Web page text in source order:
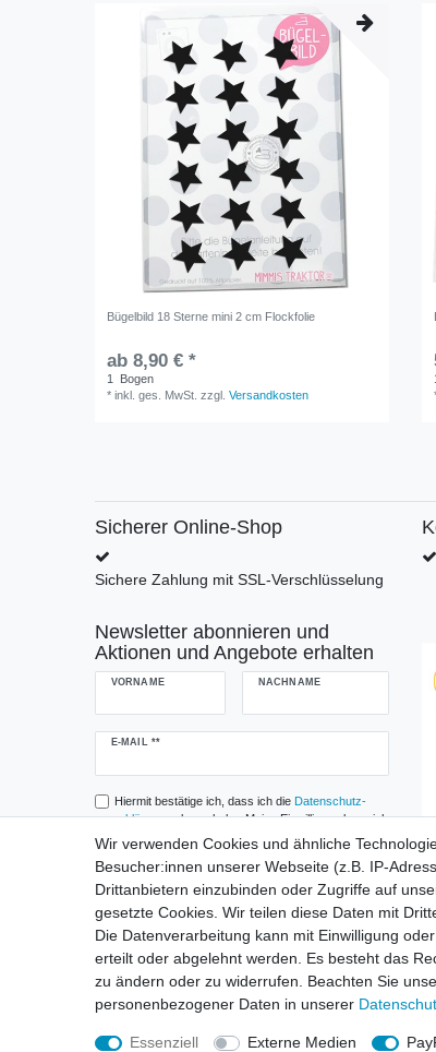
Bügelbild 18 Sterne mini 2 cm Flockfolie
ab 8,90 € *
1
Bogen
*inkl. ges. MwSt. zzgl.Versandkosten
Sicherer Online-Shop
Sichere Zahlung mit SSL-Verschlüsselung
Newsletter abonnieren und
Aktionen und Angebote erhalten
VORNAME NACHNAME
E-MAIL **
Newsletter
Hiermit bestätige ich, dass ich die Daten­schutz­
erklärunggelesen habe. Meine Einwilligung kann ich
jederzeit widerrufen.**
Abonnieren
Wir verwenden Cookies und ähnliche
Besucher:innen unserer Webseite (z.B. IP-
Drittanbietern einzubinden oder Zugriffe auf
gesetzte Cookies. Wir teilen diese Daten mit
Die Datenverarbeitung kann mit Einwilligung
erteilt oder abgelehnt werden. Es besteht das
zu ändern oder zu widerrufen. Beachten Sie
personenbezogener Daten in unserer
Essenziell Externe Medien